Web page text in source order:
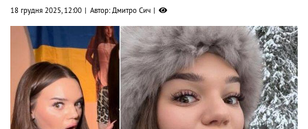
18 грудня 2025, 12:00 Автор: Дмитро Сич